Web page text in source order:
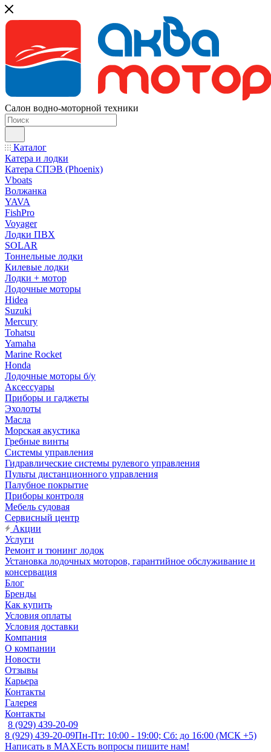
Салон водно-моторной техники
Каталог
Катера и лодки
Катера СПЭВ (Phoenix)
Vboats
Волжанка
YAVA
FishPro
Voyager
Лодки ПВХ
SOLAR
Тоннельные лодки
Килевые лодки
Лодки + мотор
Лодочные моторы
Hidea
Suzuki
Mercury
Tohatsu
Yamaha
Marine Rocket
Honda
Лодочные моторы б/у
Аксессуары
Приборы и гаджеты
Эхолоты
Масла
Морская акустика
Гребные винты
Системы управления
Гидравлические системы рулевого управления
Пульты дистанционного управления
Палубное покрытие
Приборы контроля
Мебель судовая
Сервисный центр
Акции
Услуги
Ремонт и тюнинг лодок
Установка лодочных моторов, гарантийное обслуживание и
консервация
Блог
Бренды
Как купить
Условия оплаты
Условия доставки
Компания
О компании
Новости
Отзывы
Карьера
Контакты
Галерея
Контакты
8 (929) 439-20-09
8 (929) 439-20-09Пн-Пт: 10:00 - 19:00; Сб: до 16:00 (МСК +5)
Написать в MAXЕсть вопросы пишите нам!